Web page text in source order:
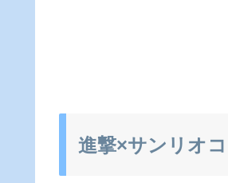
進撃×サンリオ